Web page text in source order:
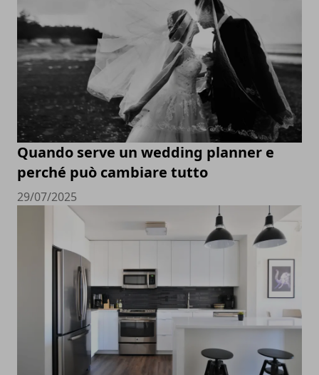
Quando serve un wedding planner e
perché può cambiare tutto
29/07/2025